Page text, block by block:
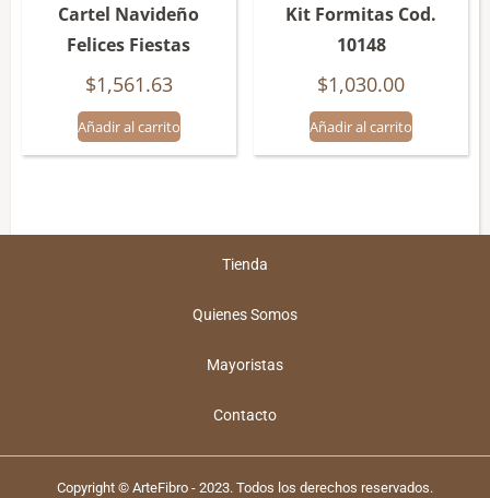
Cartel Navideño
Felices Fiestas
$1,561.63
Añadir al carrito
Kit Formitas Cod.
10148
$1,030.00
Añadir al carrito
Tienda
Quienes Somos
Mayoristas
Contacto
Copyright © ArteFibro - 2023. Todos los derechos reservados.